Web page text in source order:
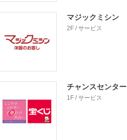
マジックミシン
2F / サービス
チャンスセンター
1F / サービス